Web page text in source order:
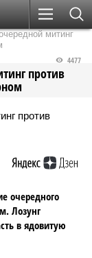
митинг
против
4477
очередного
Лозунг
в ядовитую